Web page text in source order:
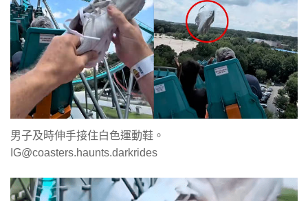
男子及時伸手接住白色運動鞋。
IG@coasters.haunts.darkrides